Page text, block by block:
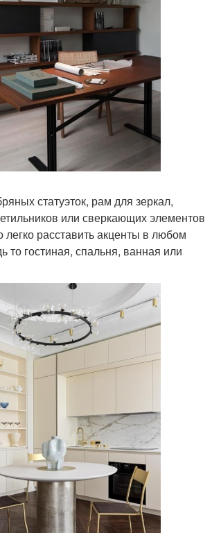
статуэток, рам для зеркал,
или сверкающих элементов
расставить акценты в любом
то гостиная, спальня, ванная или